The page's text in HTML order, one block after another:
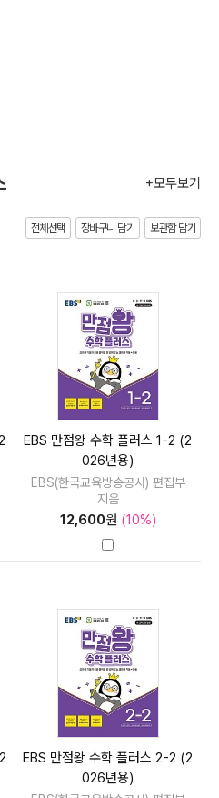
+모두보기
전체선택 장바구니 담기 보관함 담기
EBS 만점왕 수학 플러스 1-2 (2
026년용)
EBS(한국교육방송공사) 편집부
지음
12,600원 (10%)
EBS 만점왕 수학 플러스 2-2 (2
026년용)